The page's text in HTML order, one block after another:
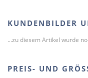
KUNDENBILDER
...zu diesem Artikel wurde
PREIS- UND